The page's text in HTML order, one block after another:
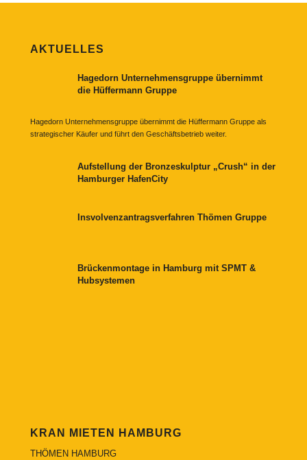
AKTUELLES
Hagedorn Unternehmensgruppe übernimmt
die Hüffermann Gruppe
Hagedorn Unternehmensgruppe übernimmt die Hüffermann Gruppe als
strategischer Käufer und führt den Geschäftsbetrieb weiter.
Aufstellung der Bronzeskulptur „Crush“ in der
Hamburger HafenCity
Insvolvenzantragsverfahren Thömen Gruppe
Brückenmontage in Hamburg mit SPMT &
Hubsystemen
KRAN MIETEN HAMBURG
THÖMEN HAMBURG